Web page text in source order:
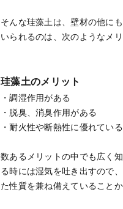
そんな珪藻土は、壁材の他に
いられるのは、次のようなメ
珪藻土のメリット
・調湿作用がある
・脱臭、消臭作用がある
・耐火性や断熱性に優れている
数あるメリットの中でも広く
る時には湿気を吐き出すので
た性質を兼ね備えていること